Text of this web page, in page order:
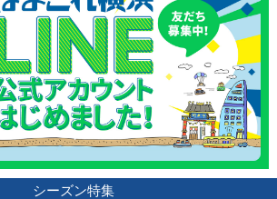
シーズン特集